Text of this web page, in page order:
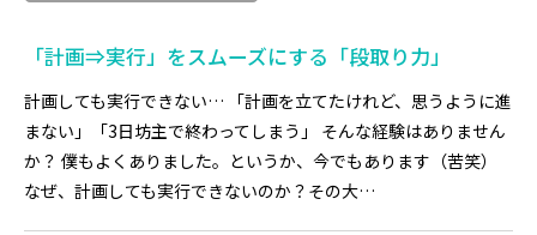
「計画⇒実行」をスムーズにする「段取り力」
計画しても実行できない… 「計画を立てたけれど、思うように進
まない」「3日坊主で終わってしまう」 そんな経験はありません
か？ 僕もよくありました。というか、今でもあります（苦笑）
なぜ、計画しても実行できないのか？その大…